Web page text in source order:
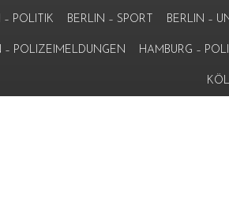
– POLITIK BERLIN – SPORT BERLIN –
– POLIZEIMELDUNGEN HAMBURG –